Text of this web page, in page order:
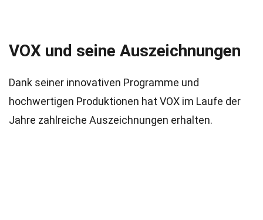
VOX und seine Auszeichnungen
Dank seiner innovativen Programme und
hochwertigen Produktionen hat VOX im Laufe der
Jahre zahlreiche Auszeichnungen erhalten.